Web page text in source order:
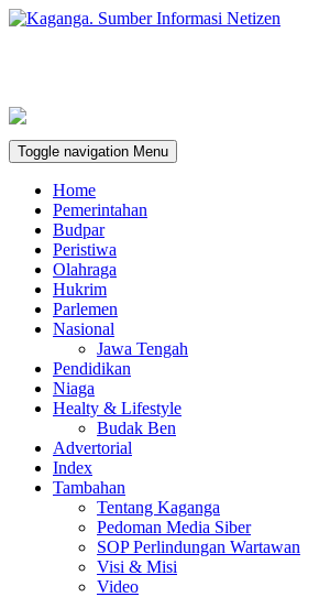
Toggle navigation Menu
Home
Pemerintahan
Budpar
Peristiwa
Olahraga
Hukrim
Parlemen
Nasional
Jawa Tengah
Pendidikan
Niaga
Healty & Lifestyle
Budak Ben
Advertorial
Index
Tambahan
Tentang Kaganga
Pedoman Media Siber
SOP Perlindungan Wartawan
Visi & Misi
Video